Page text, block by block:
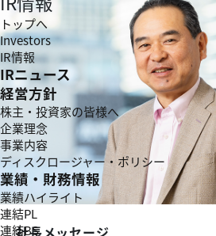
トップへ
Investors
IR情報
IRニュース
経営方針
株主・投資家の皆様へ
企業理念
事業内容
ディスクロージャー・ポリシー
業績・財務情報
業績ハイライト
連結PL
連結BS
社長メッセージ